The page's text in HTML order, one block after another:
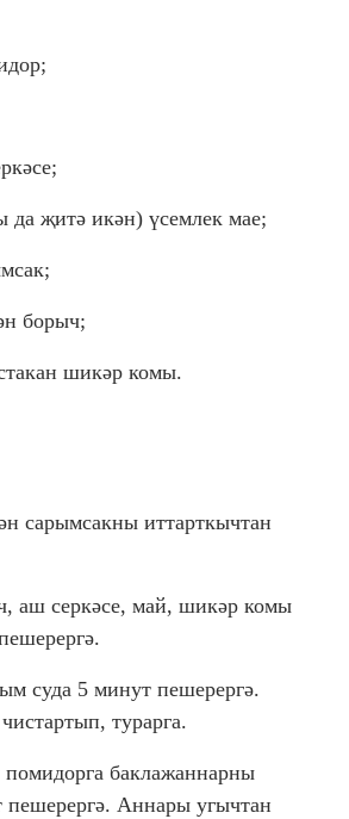
да җитә икән) үсемлек мае;
борыч;
шикәр комы.
сарымсакны иттарткычтан
аш серкәсе, май, шикәр комы
суда 5 минут пешерергә.
турарга.
баклажаннарны
Аннары угычтан